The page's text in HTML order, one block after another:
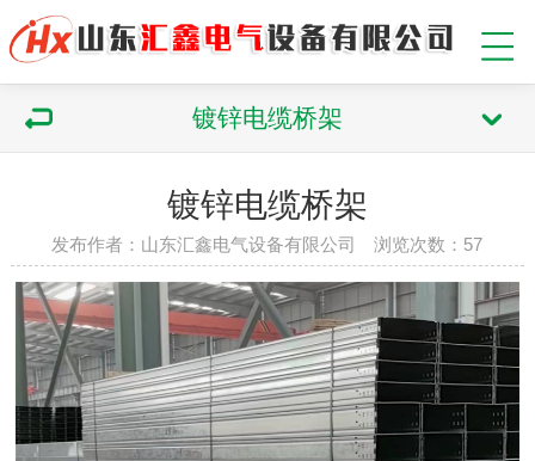
镀锌电缆桥架
镀锌电缆桥架
发布作者：山东汇鑫电气设备有限公司 浏览次数： 57